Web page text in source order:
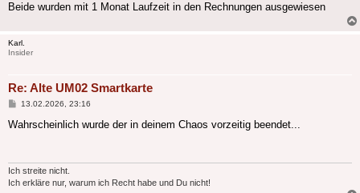
Beide wurden mit 1 Monat Laufzeit in den Rechnungen ausgewiesen
Karl.
Insider
Re: Alte UM02 Smartkarte
Beitrag
13.02.2026, 23:16
Wahrscheinlich wurde der in deinem Chaos vorzeitig beendet...
Ich streite nicht.
Ich erkläre nur, warum ich Recht habe und Du nicht!